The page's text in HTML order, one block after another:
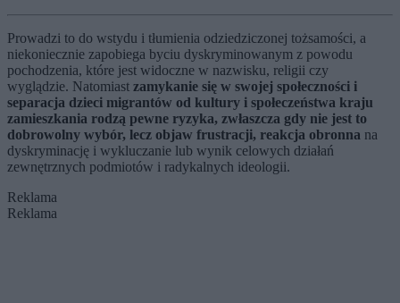
Prowadzi to do wstydu i tłumienia odziedziczonej tożsamości, a
niekoniecznie zapobiega byciu dyskryminowanym z powodu
pochodzenia, które jest widoczne w nazwisku, religii czy
wyglądzie. Natomiast zamykanie się w swojej społeczności i
separacja dzieci migrantów od kultury i społeczeństwa kraju
zamieszkania rodzą pewne ryzyka, zwłaszcza gdy nie jest to
dobrowolny wybór, lecz objaw frustracji, reakcja obronna na
dyskryminację i wykluczanie lub wynik celowych działań
zewnętrznych podmiotów i radykalnych ideologii.
Reklama
Reklama